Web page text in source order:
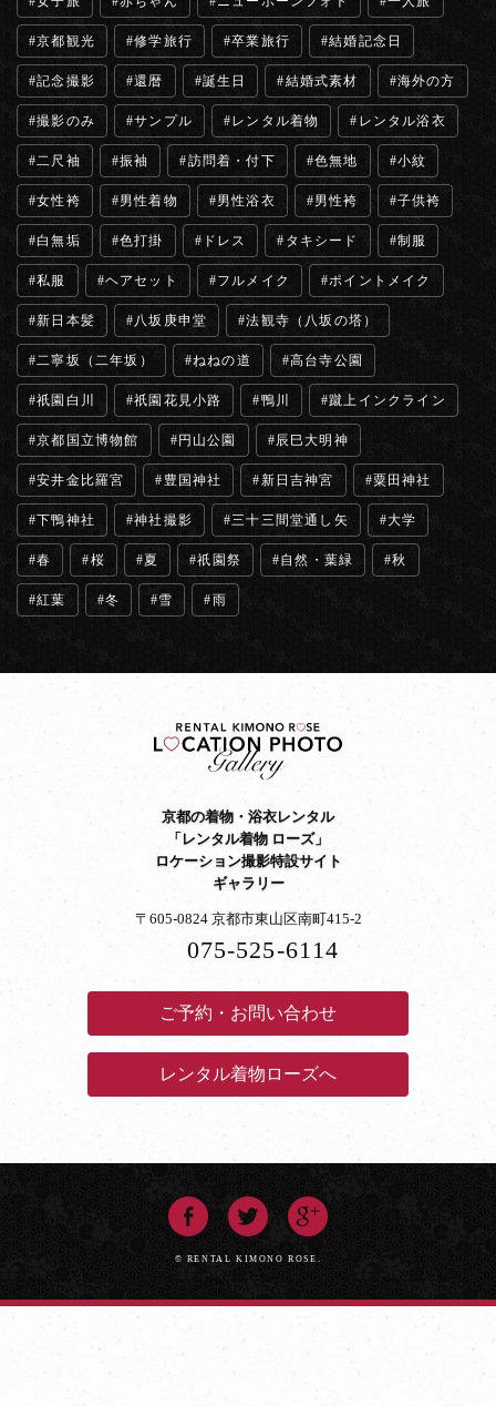
京都観光 修学旅行 卒業旅行 結婚記念日
記念撮影 還暦 誕生日 結婚式素材 海外の方
撮影のみ サンプル レンタル着物 レンタル浴衣
二尺袖 振袖 訪問着・付下 色無地 小紋
女性袴 男性着物 男性浴衣 男性袴 子供袴
白無垢 色打掛 ドレス タキシード 制服
私服 ヘアセット フルメイク ポイントメイク
新日本髪 八坂庚申堂 法観寺（八坂の塔）
二寧坂（二年坂） ねねの道 高台寺公園
祇園白川 祇園花見小路 鴨川 蹴上インクライン
京都国立博物館 円山公園 辰巳大明神
安井金比羅宮 豊国神社 新日吉神宮 粟田神社
下鴨神社 神社撮影 三十三間堂通し矢 大学
春 桜 夏 祇園祭 自然・葉緑 秋
紅葉 冬 雪 雨
京都の着物・浴衣レンタル
「レンタル着物 ローズ」
ロケーション撮影特設サイト
ギャラリー
〒605-0824 京都市東山区南町415-2
075-525-6114
ご予約・お問い合わせ
レンタル着物ローズへ
© RENTAL KIMONO ROSE.